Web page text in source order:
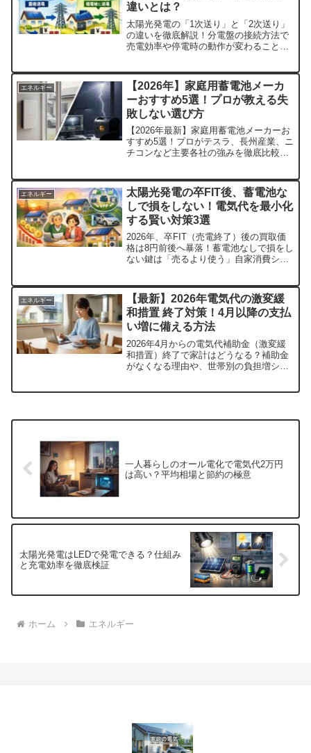
違いとは？
太陽光発電の「1次送り」と「2次送り」
の違いを徹底解説！分電盤の接続方法で
売電効率や停電時の動作が変わることを
の仕組みまで、知らないと損する専門知
識を初心者向けに凝縮。
エネルギー
【2026年】家庭用蓄電池メーカ
ーおすすめ5選！プロが教える失
敗しない選び方
【2026年最新】家庭用蓄電池メーカーお
すすめ5選！プロがテスラ、長州産業、ニ
チコンなど主要各社の強みを徹底比較。
び方の鉄則まで網羅。後悔したくない方
必見の完全ガイドです！
エネルギー
太陽光発電の卒FIT後、蓄電池な
しで損をしない！電気代を最小化
する賢い対策3選
2026年、卒FIT（売電終了）後の買取価
格は8円前後へ暴落！蓄電池なしで損をし
ない鍵は「売るより使う」自家消費シフ
働など、費用ゼロから始められる3つの最
強節約術を徹底解説します。
エネルギー
【最新】2026年電気代の激変緩
和措置 終了対策！4月以降の支払
い増に備える方法
2026年4月からの電気代補助金（激変緩
和措置）終了で家計はどうなる？補助金
がなくなる理由や、世帯別の負担増シミ
一人暮らしのオール電化で電気代2万円
は高い？平均相場と節約の極意
太陽光発電はLEDで発電できる？仕組み
と充電効率を徹底検証
ホーム エネルギー